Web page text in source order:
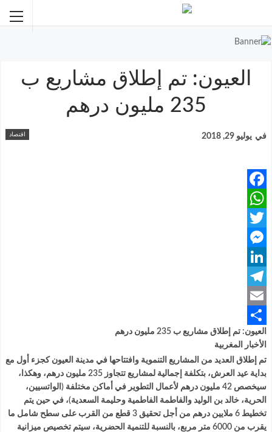
العيون: تم إطلاق مشاريع ب
235 مليون درهم
اقتصاد في يوليو 29, 2018
Facebook
WhatsApp
Twitter
Messenger
LinkedIn
Telegram
Email
Share
العيون: تم إطلاق مشاريع ب 235 مليون درهم
الأخبار المغربية
تم إطلاق العديد من المشاريع التنموية وافتتاحها في مدينة العيون كجزء أول مع
بداية عيد العرش، بتكلفة إجمالية لمشاريع تتجاوز 235 مليون درهم، وهكذا،
سيخصص 42 مليون درهم لأعمال التطوير في أماكن مختلفة (الواتسيين،
الحرية، خالد بن الوليد والفاطمة الفاطمية وحليمة السعدية)، في حين يتم
تخطيط 6 ملايين درهم من أجل تحقيق 3 قطع من القرب على سطح شامل ما
يقرب من 6000 متر مربع، بالنسبة للتنمية الحضرية، سيتم تخصيص ميزانية